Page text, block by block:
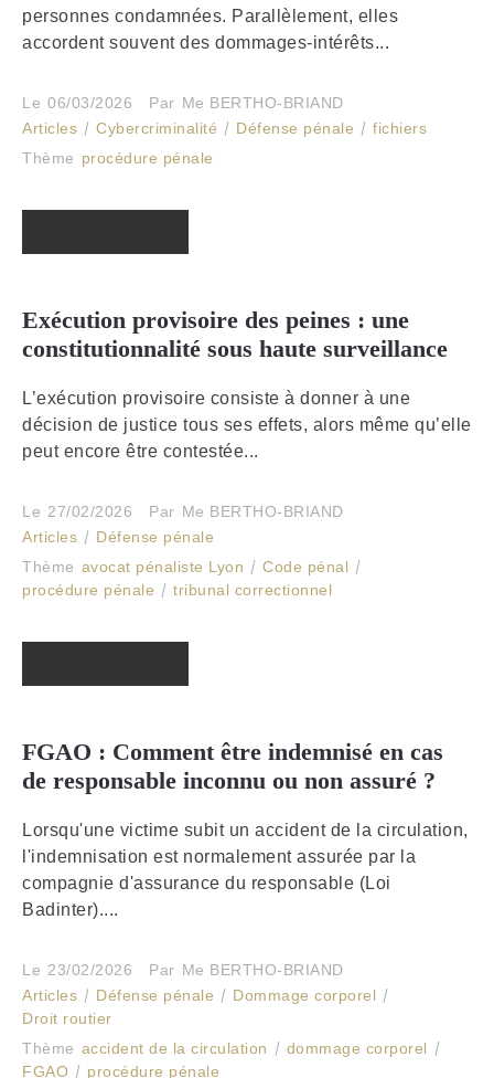
personnes condamnées. Parallèlement, elles
accordent souvent des dommages-intérêts...
Le 06/03/2026 Par Me BERTHO-BRIAND
Articles
Cybercriminalité Défense pénale
fichiers
Thème procédure pénale
Exécution provisoire des peines : une
constitutionnalité sous haute surveillance
L’exécution provisoire consiste à donner à une
décision de justice tous ses effets, alors même qu’elle
peut encore être contestée...
Le 27/02/2026 Par Me BERTHO-BRIAND
Articles
Défense pénale
Thème avocat pénaliste Lyon
Code pénal
procédure pénale
tribunal correctionnel
FGAO : Comment être indemnisé en cas
de responsable inconnu ou non assuré ?
Lorsqu'une victime subit un accident de la circulation,
l'indemnisation est normalement assurée par la
compagnie d'assurance du responsable (Loi
Badinter)....
Le 23/02/2026 Par Me BERTHO-BRIAND
Articles
Défense pénale
Dommage corporel
Droit routier
Thème accident de la circulation
dommage corporel
FGAO
procédure pénale